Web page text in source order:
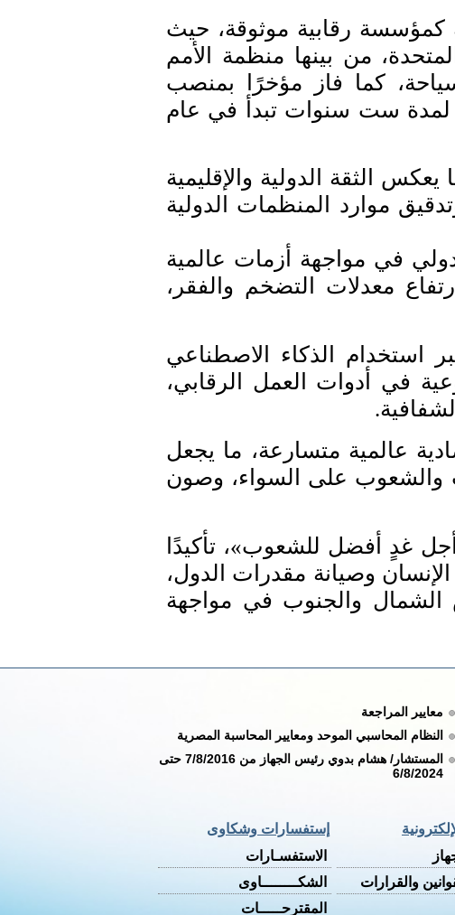
كمؤسسة رقابية موثوقة، حيث
من بينها منظمة الأمم
كما فاز مؤخرًا بمنصب
لمدة ست سنوات تبدأ في عام
الثقة الدولية والإقليمية
موارد المنظمات الدولية
في مواجهة أزمات عالمية
معدلات التضخم والفقر،
استخدام الذكاء الاصطناعي
في أدوات العمل الرقابي،
عالمية متسارعة، ما يجعل
والشعوب على السواء، وصون
غدٍ أفضل للشعوب»، تأكيدًا
وصيانة مقدرات الدول،
الشمال والجنوب في مواجهة
معايير المراجعة
النظام المحاسبي الموحد ومعايير المحاسبة المصرية
المستشار/ هشام بدوي رئيس الجهاز من 7/8/2016 حتى
6/8/2024
إستفسارات وشكاوى
والقرارات
الاستفسـارات
الشكــــــــاوى
المقترحـــــات